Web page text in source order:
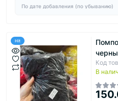
Hit
Код
В